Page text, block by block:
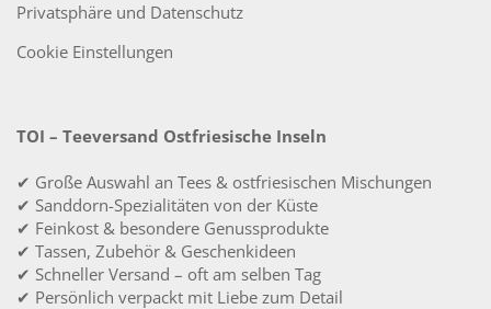
Privatsphäre und Datenschutz
Cookie Einstellungen
TOI – Teeversand Ostfriesische Inseln
✔ Große Auswahl an Tees & ostfriesischen Mischungen
✔ Sanddorn-Spezialitäten von der Küste
✔ Feinkost & besondere Genussprodukte
✔ Tassen, Zubehör & Geschenkideen
✔ Schneller Versand – oft am selben Tag
✔ Persönlich verpackt mit Liebe zum Detail